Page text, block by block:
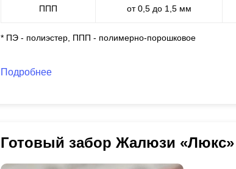
ППП от 0,5 до 1,5 мм
* ПЭ - полиэстер, ППП - полимерно-порошковое
Подробнее
Готовый забор Жалюзи «Люкс»